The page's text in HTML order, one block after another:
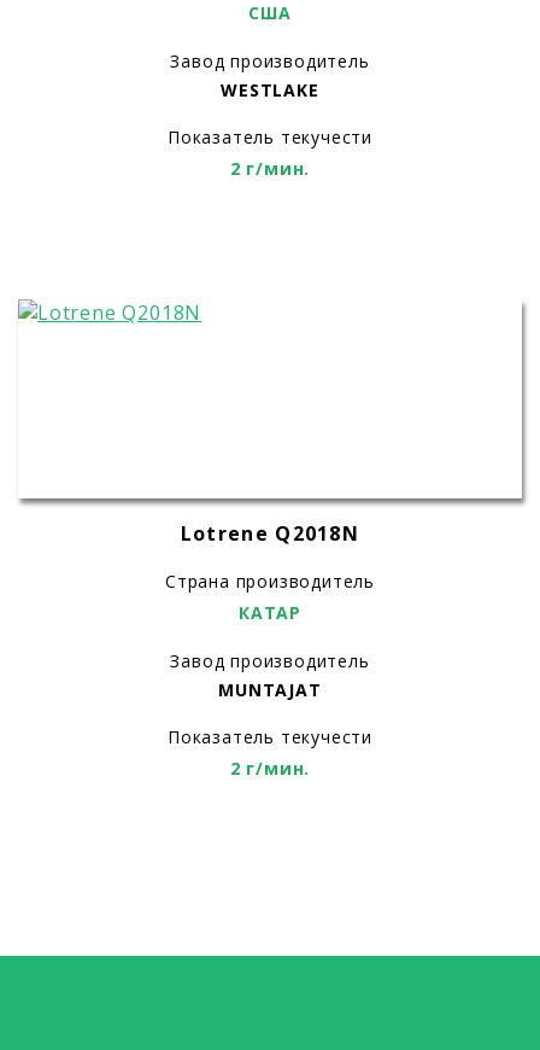
США
Завод производитель
WESTLAKE
Показатель текучести
2 г/мин.
Lotrеne Q2018N
Страна производитель
КАТАР
Завод производитель
MUNTAJAT
Показатель текучести
2 г/мин.